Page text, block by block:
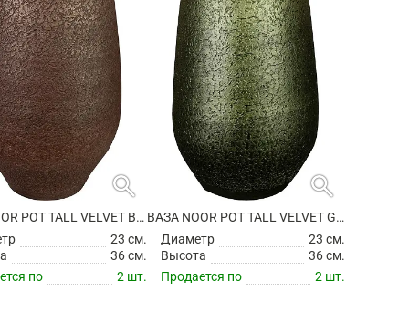
search
ВАЗА NOOR POT TALL VELVET BROWN
23 см.
36 см.
по
2 шт.
search
ВАЗА NOOR POT TALL VELVET GREEN
Диаметр
23 см.
Высота
36 см.
Продается по
2 шт.